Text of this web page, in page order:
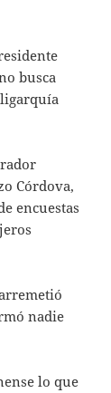
busca
Córdova,
encuestas
nadie
lo que